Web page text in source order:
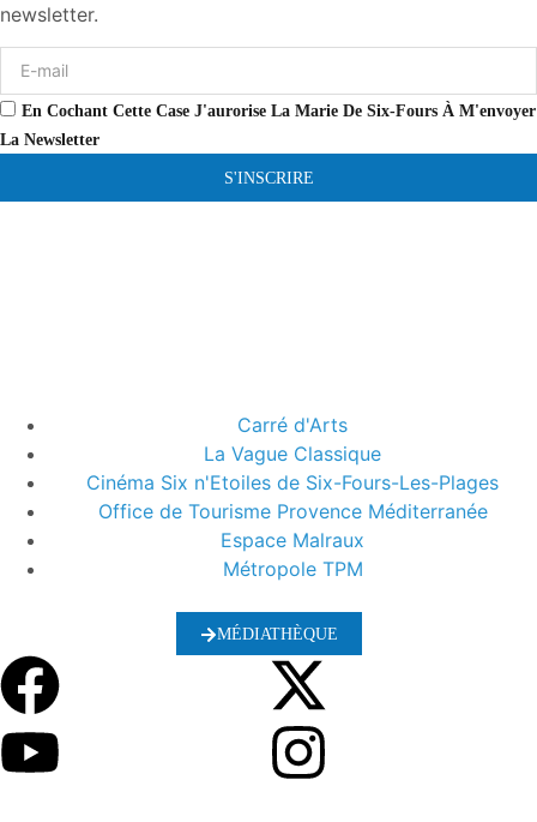
newsletter.
En Cochant Cette Case J'aurorise La Marie De Six-Fours À M'envoyer
La Newsletter
S'INSCRIRE
Carré d'Arts
La Vague Classique
Cinéma Six n'Etoiles de Six-Fours-Les-Plages
Office de Tourisme Provence Méditerranée
Espace Malraux
Métropole TPM
MÉDIATHÈQUE